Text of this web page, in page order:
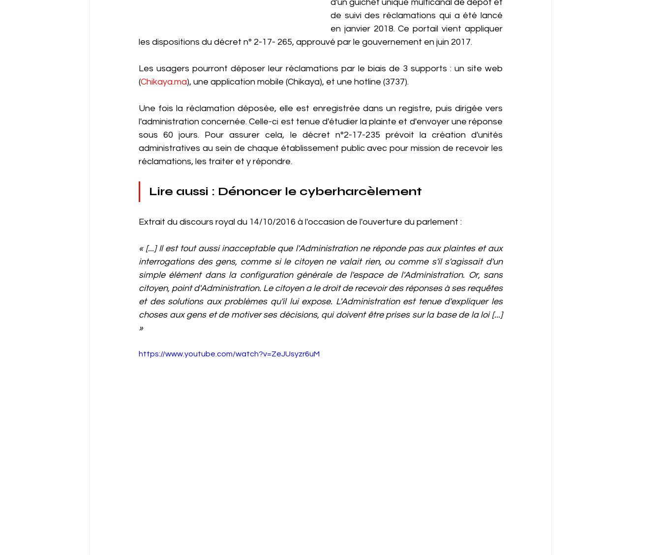
d'un guichet unique multicanal de dépôt et
de suivi des réclamations qui a été lancé
en janvier 2018. Ce portail vient appliquer
les dispositions du décret n° 2-17- 265, approuvé par le gouvernement en juin 2017.
Les usagers pourront déposer leur réclamations par le biais de 3 supports : un site web
(Chikaya.ma), une application mobile (Chikaya), et une hotline (3737).
Une fois la réclamation déposée, elle est enregistrée dans un registre, puis dirigée vers
l'administration concernée. Celle-ci est tenue d'étudier la plainte et d'envoyer une réponse
sous 60 jours. Pour assurer cela, le décret n°2-17-235 prévoit la création d'unités
administratives au sein de chaque établissement public avec pour mission de recevoir les
réclamations, les traiter et y répondre.
Lire aussi : Dénoncer le cyberharcèlement
Extrait du discours royal du 14/10/2016 à l'occasion de l'ouverture du parlement :
« [...] Il est tout aussi inacceptable que l'Administration ne réponde pas aux plaintes et aux
interrogations des gens, comme si le citoyen ne valait rien, ou comme s'il s'agissait d'un
simple élément dans la configuration générale de l'espace de l'Administration. Or, sans
citoyen, point d'Administration. Le citoyen a le droit de recevoir des réponses à ses requêtes
et des solutions aux problèmes qu'il lui expose. L'Administration est tenue d'expliquer les
choses aux gens et de motiver ses décisions, qui doivent être prises sur la base de la loi [...]
»
https://www.youtube.com/watch?v=ZeJUsyzr6uM